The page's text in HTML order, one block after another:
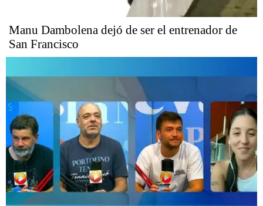
Manu Dambolena dejó de ser el entrenador de
San Francisco